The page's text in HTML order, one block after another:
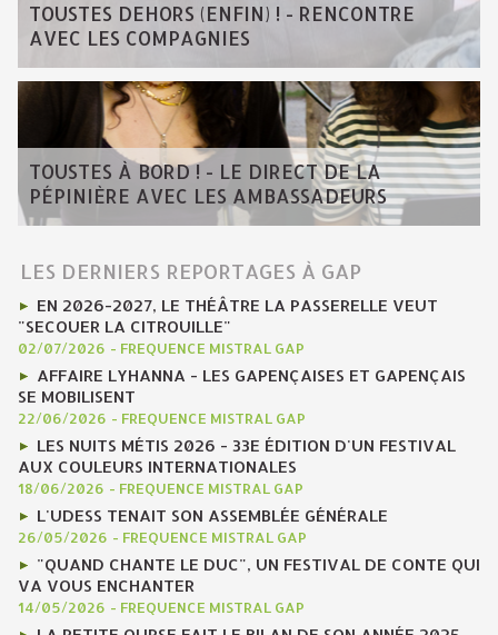
TOUSTES DEHORS (ENFIN) ! - RENCONTRE
AVEC LES COMPAGNIES
TOUSTES À BORD ! - LE DIRECT DE LA
PÉPINIÈRE AVEC LES AMBASSADEURS
LES DERNIERS REPORTAGES À GAP
EN 2026-2027, LE THÉÂTRE LA PASSERELLE VEUT
"SECOUER LA CITROUILLE"
02/07/2026 - FREQUENCE MISTRAL GAP
AFFAIRE LYHANNA - LES GAPENÇAISES ET GAPENÇAIS
SE MOBILISENT
22/06/2026 - FREQUENCE MISTRAL GAP
LES NUITS MÉTIS 2026 - 33E ÉDITION D'UN FESTIVAL
AUX COULEURS INTERNATIONALES
18/06/2026 - FREQUENCE MISTRAL GAP
L'UDESS TENAIT SON ASSEMBLÉE GÉNÉRALE
26/05/2026 - FREQUENCE MISTRAL GAP
"QUAND CHANTE LE DUC", UN FESTIVAL DE CONTE QUI
VA VOUS ENCHANTER
14/05/2026 - FREQUENCE MISTRAL GAP